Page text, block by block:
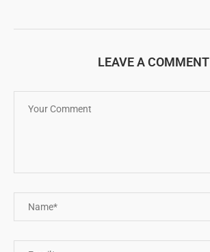
LEAVE A COMMENT